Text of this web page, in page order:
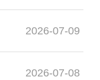
2026-07-09
2026-07-08